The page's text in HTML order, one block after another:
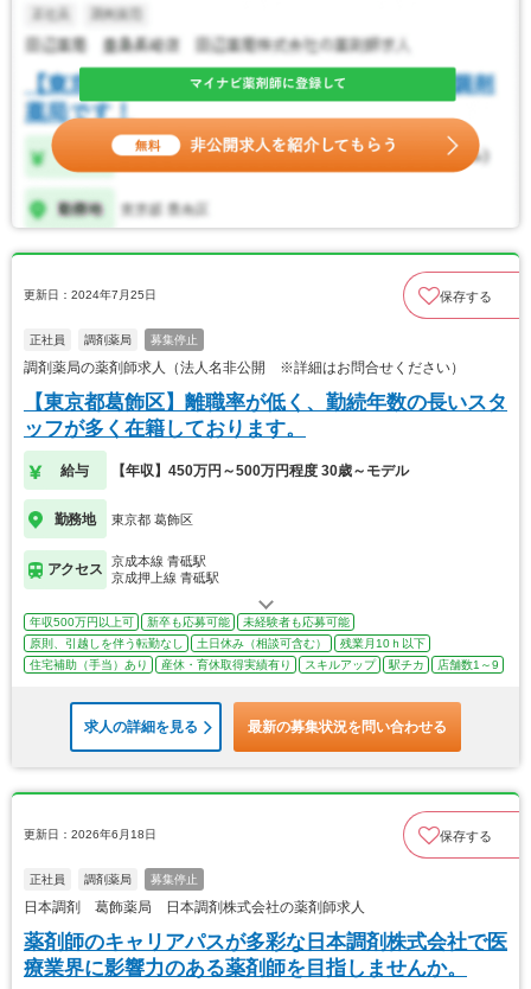
更新日：2024年7月25日 保存する
正社員 調剤薬局 募集停止
調剤薬局の薬剤師求人（法人名非公開 ※詳細はお問合せください）
【東京都葛飾区】離職率が低く、勤続年数の長いスタ
ッフが多く在籍しております。
給与 【年収】450万円～500万円程度 30歳～モデル
勤務地 東京都 葛飾区
アクセス
京成本線 青砥駅
京成押上線 青砥駅
年収500万円以上可 新卒も応募可能
未経験者も応募可能
原則、引越しを伴う転勤なし
土日休み（相談可含む）
残業月10ｈ以下
住宅補助（手当）あり
産休・育休取得実績有り スキルアップ 駅チカ 店舗数1～9
求人の詳細を見る 最新の募集状況を問い合わせる
更新日：2026年6月18日 保存する
正社員 調剤薬局 募集停止
日本調剤 葛飾薬局 日本調剤株式会社の薬剤師求人
薬剤師のキャリアパスが多彩な日本調剤株式会社で医
療業界に影響力のある薬剤師を目指しませんか。